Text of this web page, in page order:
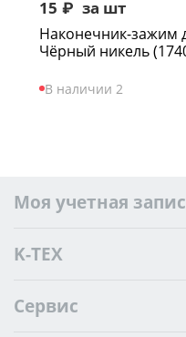
15 ₽ за шт
Наконечник-зажим
Чёрный никель
В наличии 2
Моя учетная
K-TEX
Сервис